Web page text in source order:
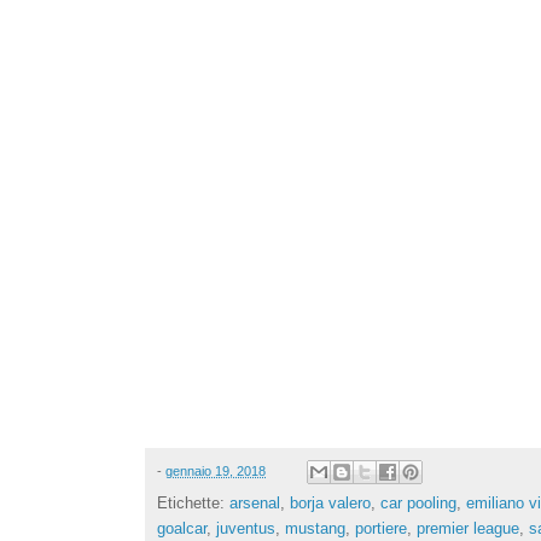
- gennaio 19, 2018
Etichette: arsenal , borja valero, car pooling, emiliano
goalcar, juventus, mustang, portiere, premier league,